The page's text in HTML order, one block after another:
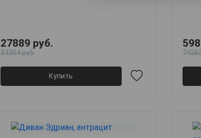
27889 руб.
34304 руб.
Купить